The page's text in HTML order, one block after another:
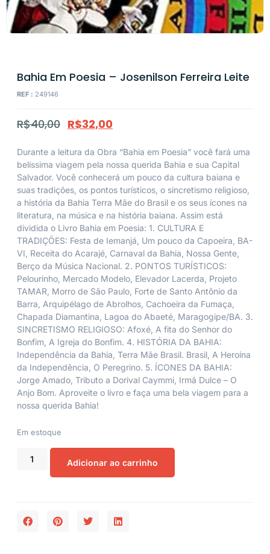
Bahia Em Poesia – Josenilson Ferreira Leite
REF : 249146
R$40,00 R$32,00
Durante a leitura da Obra “Bahia em Poesia” você fará uma
belíssima viagem pela nossa querida Bahia e sua Capital
Salvador. Você conhecerá um pouco da cultura baiana e
suas tradições, os pontos turísticos, o sincretismo religioso,
a história da Bahia Terra Mãe do Brasil e os seus ícones na
literatura, na música e na história baiana. Assim está
dividida o Livro Bahia em Poesia: 1. CULTURA E
TRADIÇÕES: Festa de Iemanjá, Um pouco da Capoeira, BA-
VI, Receita do Acarajé, Carnaval da Bahia, Nossa Gente,
Berço da Música Nacional. 2. PONTOS TURÍSTICOS:
Pelourinho, Mercado Modelo, Elevador Lacerda, Projeto
TAMAR, Morro de São Paulo, Forte de Santo Antônio da
Barra, Arquipélago de Abrolhos, Cachoeira da Fumaça,
Chapada Diamantina, Lagoa do Abaeté, Maragogipe/BA. 3.
SINCRETISMO RELIGIOSO: Afoxé, A fita do Senhor do
Bonfim, A Igreja do Bonfim. 4. HISTÓRIA DA BAHIA:
Independência da Bahia, Terra Mãe Brasil. Brasil, A Heroína
da Independência, O Peregrino. 5. ÍCONES DA BAHIA:
Jorge Amado, Tributo a Dorival Caymmi, Irmã Dulce – O
Anjo Bom. Aproveite o livro e faça uma bela viagem para a
nossa querida Bahia!
Em estoque
Adicionar ao carrinho